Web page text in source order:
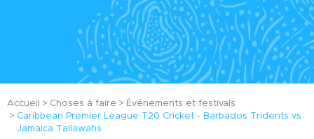
Accueil Choses à faire
Événements et festivals
Caribbean Premier League T20 Cricket - Barbados Tridents vs
Jamaica Tallawahs